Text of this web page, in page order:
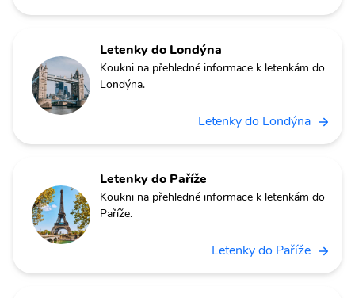
Letenky do Londýna
Koukni na přehledné informace k letenkám do
Londýna.
Letenky do Londýna
Letenky do Paříže
Koukni na přehledné informace k letenkám do
Paříže.
Letenky do Paříže